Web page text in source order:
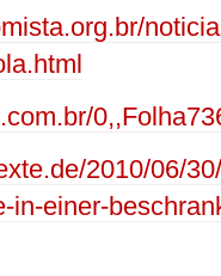
2010/06/
in-einer-